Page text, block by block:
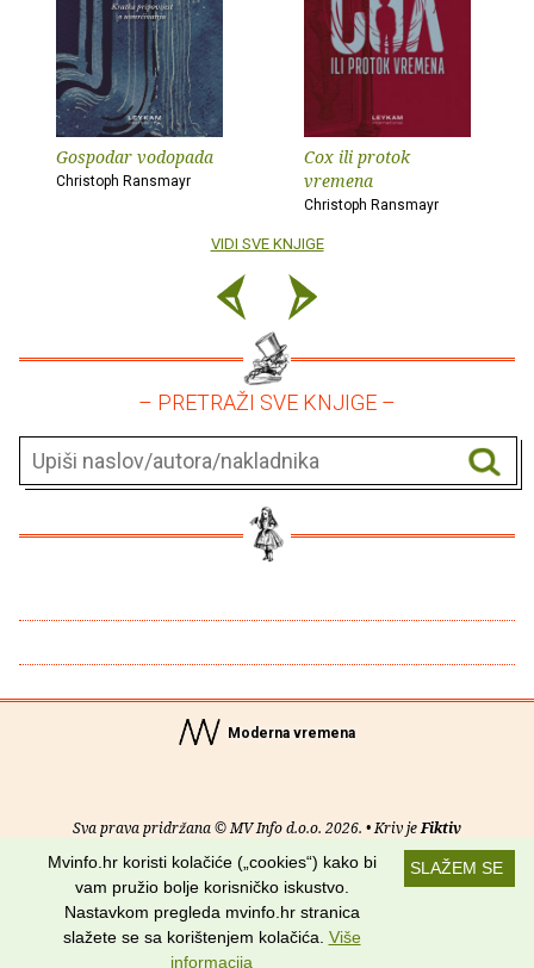
Gospodar vodopada
Christoph Ransmayr
Cox ili protok
vremena
Christoph Ransmayr
VIDI SVE KNJIGE
– PRETRAŽI SVE KNJIGE –
Moderna vremena
Sva prava pridržana © MV Info d.o.o. 2026. • Kriv jeFiktiv
O nama• Pomoć• Uvjeti korištenja•RSS kanali
Potraži nas na:
SLAŽEM SE
Mvinfo.hr koristi kolačiće („cookies“) kako bi
vam pružio bolje korisničko iskustvo.
Nastavkom pregleda mvinfo.hr stranica
slažete se sa korištenjem kolačića. Više
informacija